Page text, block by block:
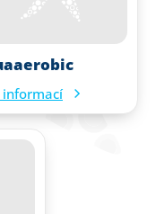
informací